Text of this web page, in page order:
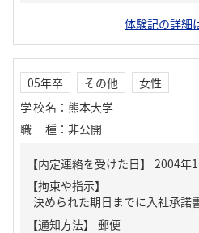
体験記の詳細
05年卒 その他
女性
学校名 ： 熊本大学
職種 ： 非公開
【内定連絡を受けた日】
2004年
【拘束や指示】
決められた期日までに入社承諾
【通知方法】
郵便